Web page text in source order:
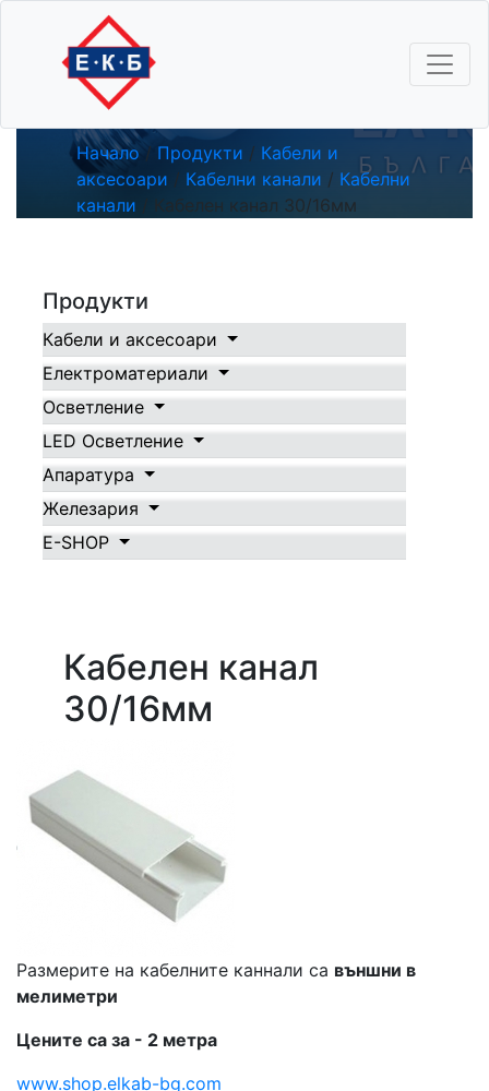
Кабелен канал
30/16мм
Начало/ Продукти / Кабели и
аксесоари / Кабелни канали / Кабелни
канали / Кабелен канал 30/16мм
Продукти
Кабели и аксесоари
Електроматериали
Осветление
LED Осветление
Апаратура
Железария
E-SHOP
Кабелен канал
30/16мм
Размерите на кабелните каннали са външни в
мелиметри
Цените са за - 2 метра
www.shop.elkab-bg.com